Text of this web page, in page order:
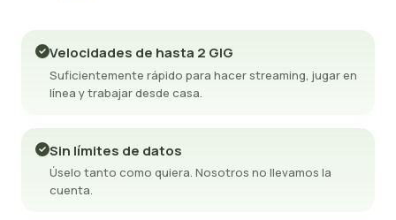
Velocidades de hasta 2 GIG
Suficientemente rápido para hacer streaming, jugar en
línea y trabajar desde casa.
Sin límites de datos
Úselo tanto como quiera. Nosotros no llevamos la
cuenta.